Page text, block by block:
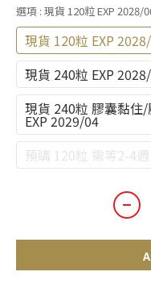
選項 : 現貨 120粒 EXP 2028/
現貨 120粒 EXP
現貨 240粒 EXP
現貨 240粒 膠囊黏
EXP 2029/04
預購 120粒 需等2-4週